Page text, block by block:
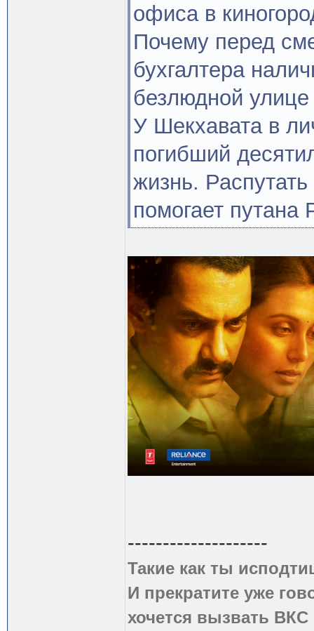
офиса в
Почему перед
бухгалтера
безлюдной
У Шекхавата в
погибший
жизнь.
помогает путана
--------------------
Такие как ты
И прекратите уже
хочется вызвать